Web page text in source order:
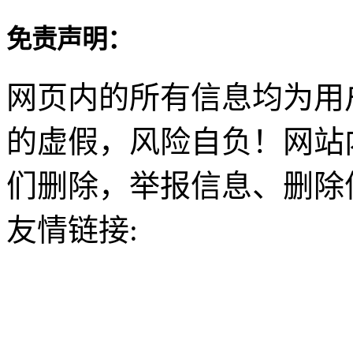
免责声明：
网页内的所有信息均为
的虚假，风险自负！网
们删除，举报信息、删
友情链接: